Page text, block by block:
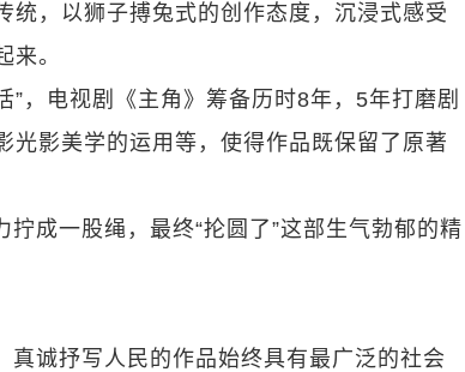
统，以狮子搏兔式的创作态度，沉浸式感受
。
”，电视剧《主角》筹备历时8年，5年打磨剧
影美学的运用等，使得作品既保留了原著
成一股绳，最终“抡圆了”这部生气勃郁的精
真诚抒写人民的作品始终具有最广泛的社会